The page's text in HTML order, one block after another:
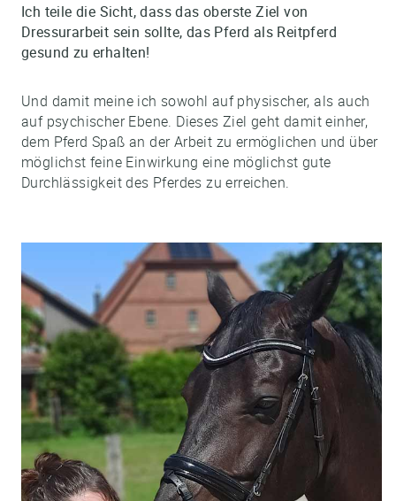
Ich teile die Sicht, dass das oberste Ziel von
Dressurarbeit sein sollte, das Pferd als Reitpferd
gesund zu erhalten!
Und damit meine ich sowohl auf physischer, als auch
auf psychischer Ebene. Dieses Ziel geht damit einher,
dem Pferd Spaß an der Arbeit zu ermöglichen und über
möglichst feine Einwirkung eine möglichst gute
Durchlässigkeit des Pferdes zu erreichen.